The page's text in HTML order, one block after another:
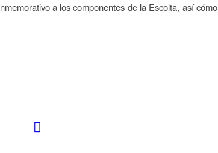
a los componentes de la Escolta, así cómo